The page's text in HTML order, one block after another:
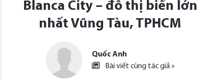
Blanca City – đô thị biển lớn
nhất Vũng Tàu, TPHCM
Quốc Anh
Bài viết cùng tác giả »